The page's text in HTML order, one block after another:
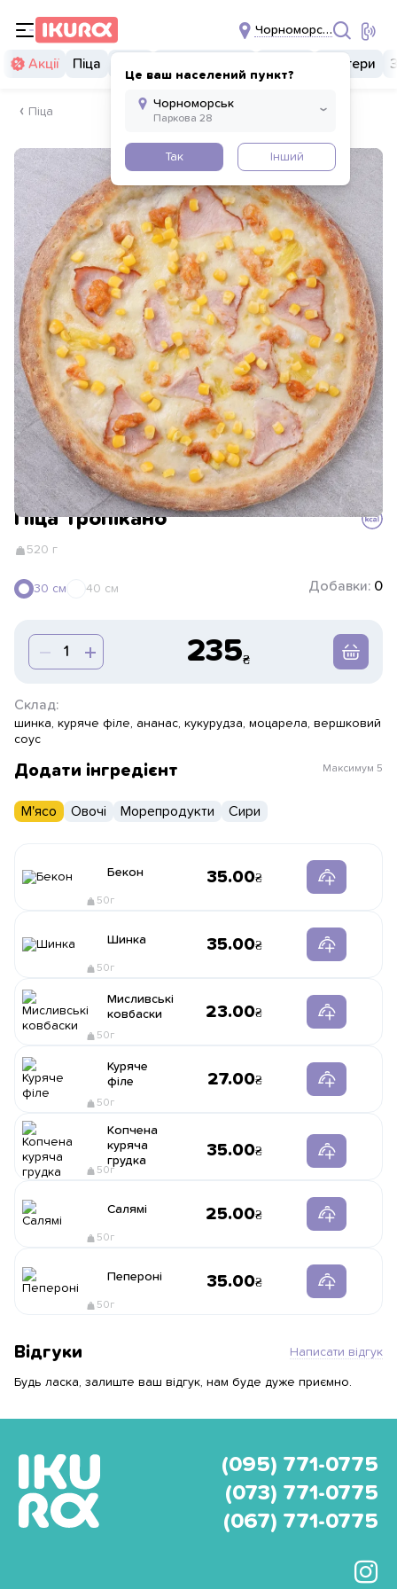
Чорноморськ
Це ваш населений пункт?
Так Інший
Акції Піца Бургери
Піца
Піца Тропікано
520 г
30 см 40 см Добавки: 0
235
Склад:
шинка, куряче філе, ананас, кукурудза, моцарела, вершковий
соус
Додати інгредієнт Максимум 5
М'ясо Овочі Морепродукти Сири
Бекон
50г
35.00
Шинка
50г
35.00
Мисливські
ковбаски
50г
23.00
Куряче
філе
50г
27.00
Копчена
куряча
грудка
50г
35.00
Салямі
50г
25.00
Пепероні
50г
35.00
Відгуки Написати відгук
Будь ласка, залиште ваш відгук, нам буде дуже приємно.
(095) 771-0775
(073) 771-0775
(067) 771-0775